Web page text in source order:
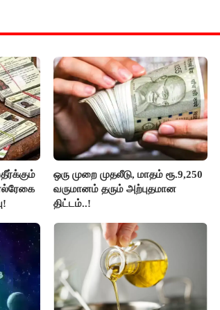
ஒரு முறை முதலீடு, மாதம் ரூ.9,250
வருமானம் தரும் அற்புதமான
திட்டம்..!